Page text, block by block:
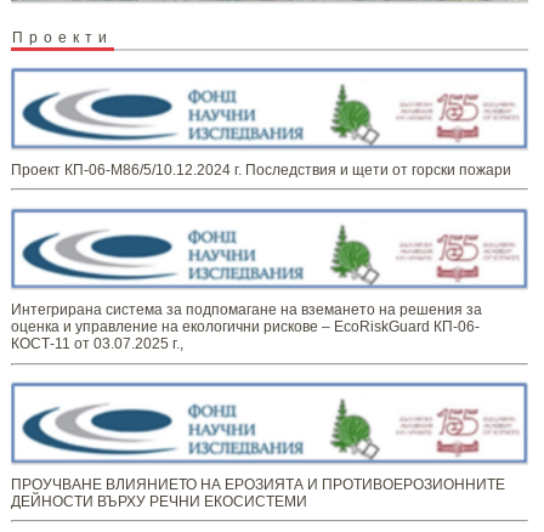
Проекти
Проект КП-06-М86/5/10.12.2024 г. Последствия и щети от горски пожари
Интегрирана система за подпомагане на вземането на решения за
оценка и управление на екологични рискове – EcoRiskGuard КП-06-
КОСТ-11 от 03.07.2025 г.,
ПРОУЧВАНЕ ВЛИЯНИЕТО НА ЕРОЗИЯТА И ПРОТИВОЕРОЗИОННИТЕ
ДЕЙНОСТИ ВЪРХУ РЕЧНИ ЕКОСИСТЕМИ